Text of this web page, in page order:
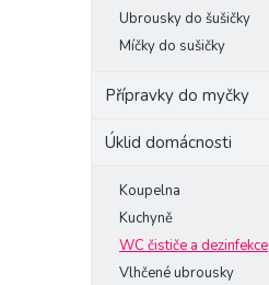
Ubrousky do šušičky
Míčky do sušičky
Přípravky do myčky
Úklid domácnosti
Koupelna
Kuchyně
WC čističe a dezinfekce
Vlhčené ubrousky